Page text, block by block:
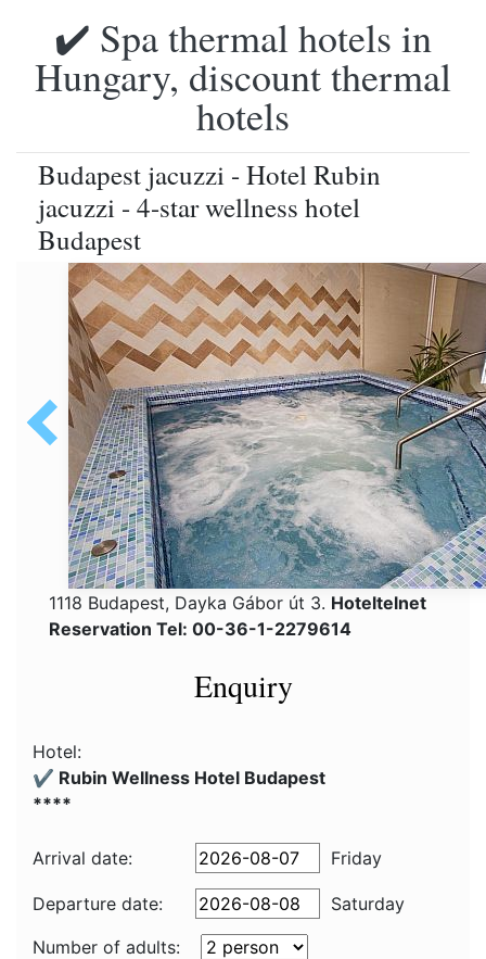
✔️ Spa thermal hotels in
Hungary, discount thermal
hotels
Budapest jacuzzi - Hotel Rubin
jacuzzi - 4-star wellness hotel
Budapest
1118 Budapest, Dayka Gábor út 3. Hoteltelnet
Reservation Tel: 00-36-1-2279614
Enquiry
Hotel:
✔️ Rubin Wellness Hotel Budapest
****
Arrival date: Friday
Departure date:
Saturday
Number of adults: